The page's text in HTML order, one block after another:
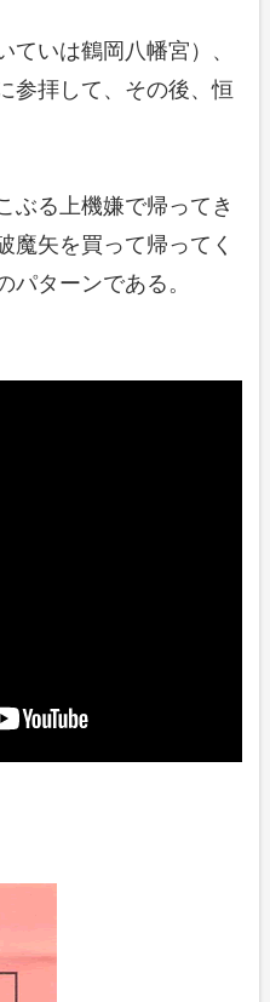
ていは鶴岡八幡宮）、
参拝して、その後、恒
ぶる上機嫌で帰ってき
魔矢を買って帰ってく
パターンである。